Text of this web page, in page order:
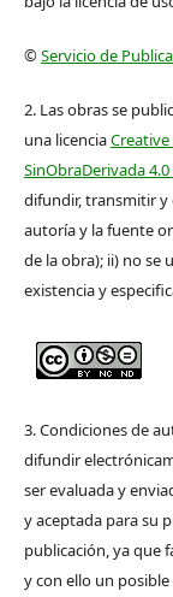
©Servicio de
2. Las obras se
una licencia
SinObraDerivada 4.0
difundir, transmitir y
autoría y la fuente
de la obra); ii) no se
existencia y
3. Condiciones de
difundir
ser evaluada y
y aceptada para su
publicación, ya que
y con ello un